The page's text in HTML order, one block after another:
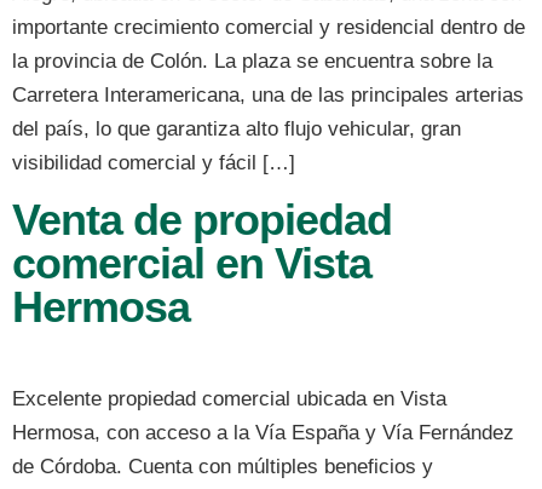
importante crecimiento comercial y residencial dentro de
la provincia de Colón. La plaza se encuentra sobre la
Carretera Interamericana, una de las principales arterias
del país, lo que garantiza alto flujo vehicular, gran
visibilidad comercial y fácil […]
Venta de propiedad
comercial en Vista
Hermosa
Excelente propiedad comercial ubicada en Vista
Hermosa, con acceso a la Vía España y Vía Fernández
de Córdoba. Cuenta con múltiples beneficios y